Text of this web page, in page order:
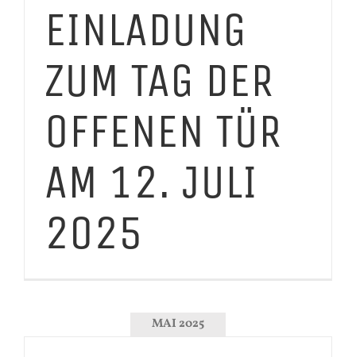
EINLADUNG
ZUM TAG DER
OFFENEN TÜR
AM 12. JULI
2025
MAI 2025